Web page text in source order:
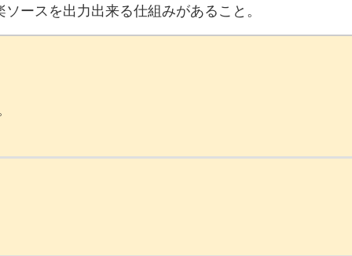
ースを出力出来る仕組みがあること。